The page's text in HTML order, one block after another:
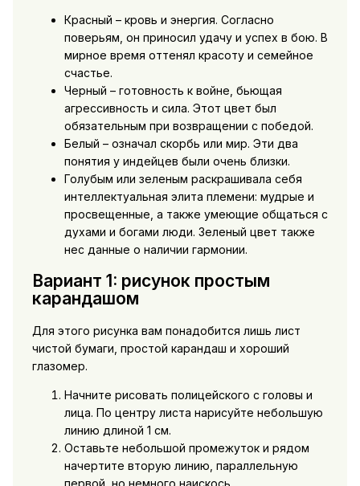
Красный – кровь и энергия. Согласно
поверьям, он приносил удачу и успех в бою. В
мирное время оттенял красоту и семейное
счастье.
Черный – готовность к войне, бьющая
агрессивность и сила. Этот цвет был
обязательным при возвращении с победой.
Белый – означал скорбь или мир. Эти два
понятия у индейцев были очень близки.
Голубым или зеленым раскрашивала себя
интеллектуальная элита племени: мудрые и
просвещенные, а также умеющие общаться с
духами и богами люди. Зеленый цвет также
нес данные о наличии гармонии.
Вариант 1: рисунок простым
карандашом
Для этого рисунка вам понадобится лишь лист
чистой бумаги, простой карандаш и хороший
глазомер.
Начните рисовать полицейского с головы и
лица. По центру листа нарисуйте небольшую
линию длиной 1 см.
Оставьте небольшой промежуток и рядом
начертите вторую линию, параллельную
первой, но немного наискось.